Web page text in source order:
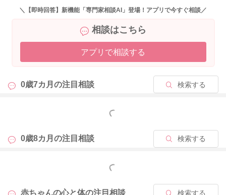
＼【即時回答】新機能「専門家相談AI」登場！アプリで今すぐ相談／
相談はこちら
アプリで相談する
0歳7カ月の注目相談 検索する
もっと見る
0歳8カ月の注目相談 検索する
もっと見る
赤ちゃんの心と体の注目相談 検索する